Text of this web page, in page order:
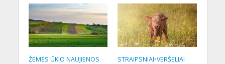
ŽEMĖS ŪKIO NAUJIENOS STRAIPSNIAI•VERŠELIAI